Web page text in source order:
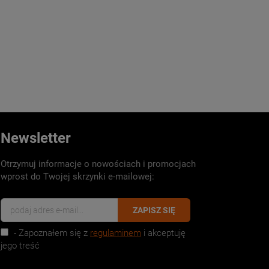
Newsletter
Otrzymuj informacje o nowościach i promocjach
wprost do Twojej skrzynki e-mailowej:
ZAPISZ SIĘ
- Zapoznałem się z regulaminem i akceptuję
jego treść